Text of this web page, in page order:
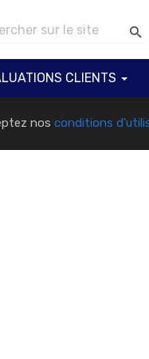
CLIENTS
Contact
Soumettre votre
nos conditions